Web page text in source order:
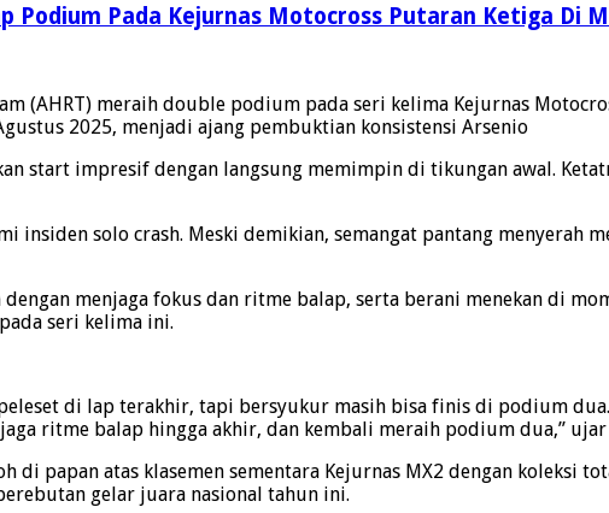
Podium Pada Kejurnas Motocross Putaran Ketiga Di
(AHRT) meraih double podium pada seri kelima Kejurnas
2025, menjadi ajang pembuktian konsistensi Arsenio
start impresif dengan langsung memimpin di tikungan awal.
insiden solo crash. Meski demikian, semangat pantang menyerah
menjaga fokus dan ritme balap, serta berani menekan di
seri kelima ini.
di lap terakhir, tapi bersyukur masih bisa finis di podium
ritme balap hingga akhir, dan kembali meraih podium dua,” ujar
di papan atas klasemen sementara Kejurnas MX2 dengan koleksi
gelar juara nasional tahun ini.